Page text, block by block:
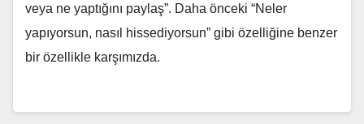
veya ne yaptığını paylaş”. Daha önceki “Neler
yapıyorsun, nasıl hissediyorsun” gibi özelliğine benzer
bir özellikle karşımızda.